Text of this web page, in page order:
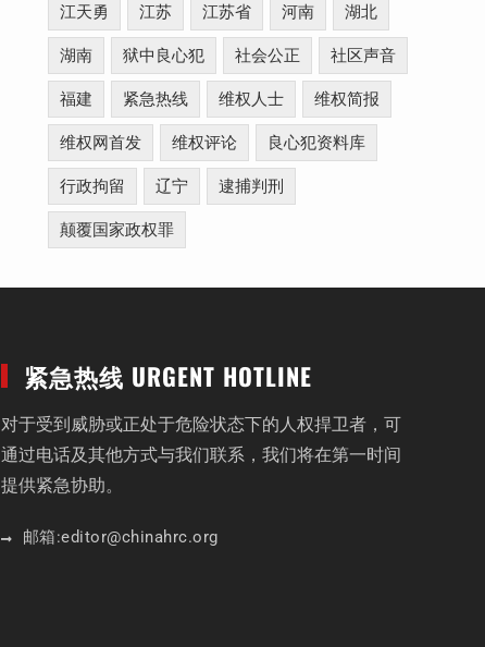
江天勇 江苏 江苏省 河南 湖北
湖南 狱中良心犯 社会公正 社区声音
福建 紧急热线 维权人士 维权简报
维权网首发 维权评论 良心犯资料库
行政拘留 辽宁 逮捕判刑
颠覆国家政权罪
紧急热线 URGENT HOTLINE
对于受到威胁或正处于危险状态下的人权捍卫者，可
通过电话及其他方式与我们联系，我们将在第一时间
提供紧急协助。
邮箱:editor@chinahrc.org